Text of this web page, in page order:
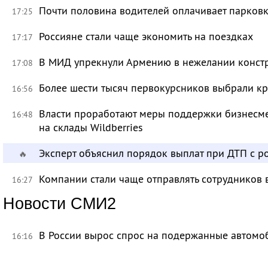
17:25 Почти половина водителей оплачивает
17:17 Россияне стали чаще экономить на поездках
17:08 В МИД упрекнули Армению в нежелании
16:56 Более шести тысяч первокурсников выбрали
16:48
Власти проработают меры поддержки
на склады Wildberries
🔥 Эксперт объяснил порядок выплат при ДТП с
16:27 Компании стали чаще отправлять сотрудников
Новости СМИ2
16:16 В России вырос спрос на подержанные